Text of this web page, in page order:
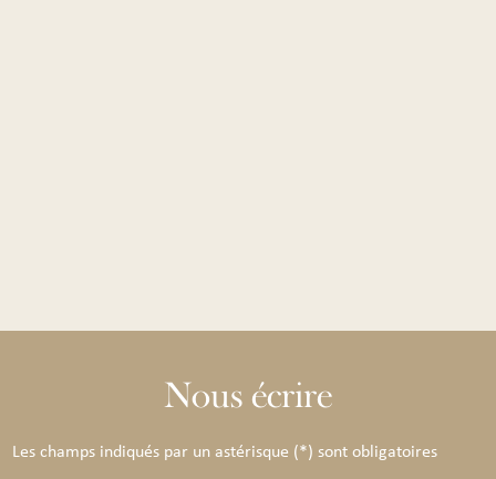
Nous écrire
Les champs indiqués par un astérisque (*) sont obligatoires